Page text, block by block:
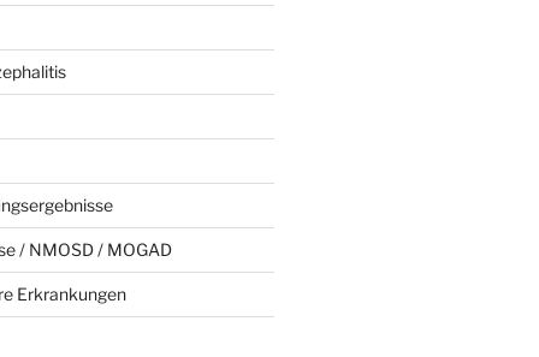
/ NMOSD / MOGAD
Erkrankungen